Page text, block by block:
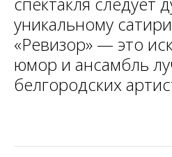
уникальному
«Ревизор» — это
юмор и ансамбль
белгородских